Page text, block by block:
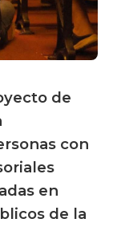
de
con
en
de la